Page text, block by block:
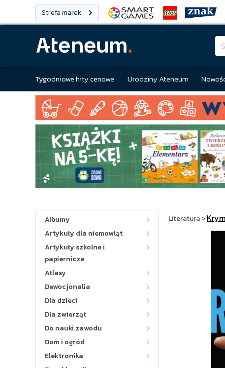
Strefa marek
Tygodniowe hity cenowe Urodziny Ateneum
Albumy
Artykuły dla niemowląt
Artykuły szkolne i
papiernicze
Atlasy
Dewocjonalia
Dla dzieci
Dla zwierząt
Do nauki zawodu
Dom i ogród
Elektronika
Literatura>